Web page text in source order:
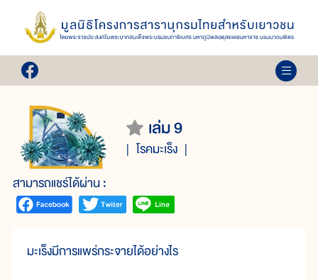
เล่ม 9
โรคมะเร็ง
สามารถแชร์ได้ผ่าน :
มะเร็งมีการแพร่กระจายได้อย่างไร